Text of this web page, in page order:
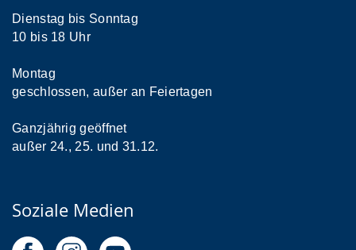
Dienstag bis Sonntag
10 bis 18 Uhr
Montag
geschlossen, außer an Feiertagen
Ganzjährig geöffnet
außer 24., 25. und 31.12.
Soziale Medien